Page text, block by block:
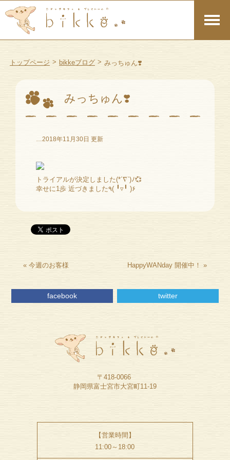
トップページ > bikkeブログ > みっちゅん❣️
みっちゅん❣️
…2018年11月30日 更新
トライアルが決定しました(*´∇`)ﾉ💞
幸せに1歩 近づきました٩( ╹▿╹ )۶
«今週のお客様 HappyWANday 開催中！ »
facebook twitter
〒418-0066
静岡県富士宮市大宮町11-19
【営業時間】
11:00～18:00